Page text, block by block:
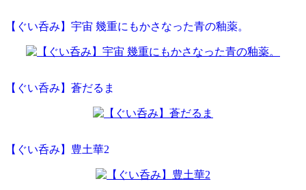
【ぐい呑み】宇宙 幾重にもかさなった青の釉薬。
【ぐい呑み】蒼だるま
【ぐい呑み】豊土華2